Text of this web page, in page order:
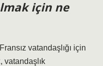
için ne
vatandaşlığı için
vatandaşlık